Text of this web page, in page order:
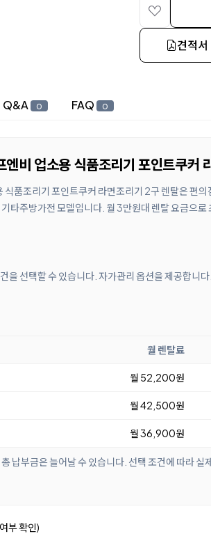
견적서
Q&A 0 FAQ 0
비 업소용 식품조리기 포인트쿠커
조리기 포인트쿠커 라면조리기 2구 렌탈은 편의
타주방가전 모델입니다. 월 3만원대 렌탈 요금으로
을 선택할 수 있습니다. 자가관리 옵션을 제공합니
월 렌탈료
월 52,200원
월 42,500원
월 36,900원
납부금은 늘어날 수 있습니다. 선택 조건에 따라 실
부 확인)